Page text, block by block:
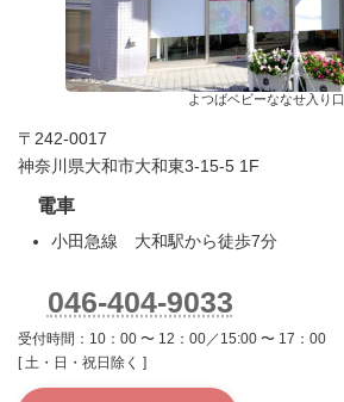
よつばベビーななせ入り口
〒242-0017
神奈川県大和市大和東3-15-5 1F
電車
小田急線 大和駅から徒歩7分
046-404-9033
受付時間：10：00 〜 12：00／15:00 〜 17：00
[ 土・日・祝日除く ]